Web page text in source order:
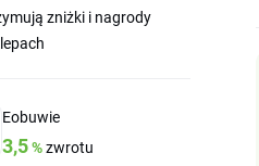
zniżki i nagrody
Eobuwie
3,5%zwrotu